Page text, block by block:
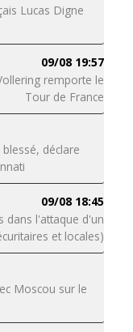
Lucas Digne
09/08 19:57
remporte le
Tour de France
déclare
09/08 18:45
dans l'attaque d'un
et locales)
Moscou sur le